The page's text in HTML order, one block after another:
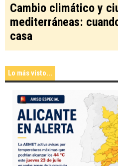
Cambio climático y
mediterráneas:
casa
Lo más visto...